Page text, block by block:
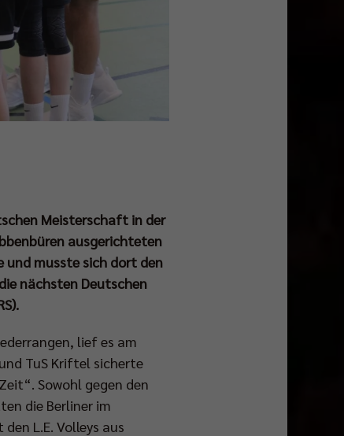
Meisterschaft in der
ausgerichteten
und musste sich dort den
nächsten Deutschen
lief es am
TuS Kriftel sicherte
Sowohl gegen den
die Berliner im
L.E. Volleys aus